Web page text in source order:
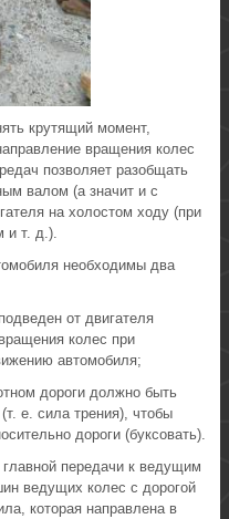
крутящий момент,
вращения колес
позволяет разобщать
валом (а значит и с
на холостом ходу (при
и т. д.).
необходимы два
от двигателя
колес при
автомобиля;
дороги должно быть
е. сила трения), чтобы
дороги (буксовать).
передачи к ведущим
ведущих колес с дорогой
которая направлена в